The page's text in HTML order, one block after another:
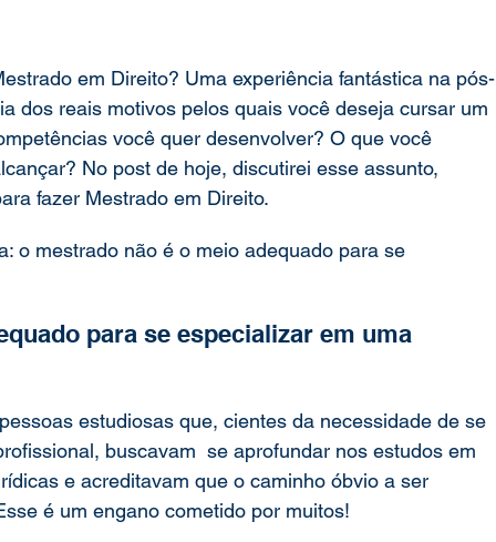
em Direito? Uma experiência fantástica na pós-
dos reais motivos pelos quais você deseja cursar um
você quer desenvolver? O que você
No post de hoje, discutirei esse assunto,
fazer Mestrado em Direito.
o mestrado não é o meio adequado para se
para se especializar em uma
estudiosas que, cientes da necessidade de se
buscavam  se aprofundar nos estudos em
e acreditavam que o caminho óbvio a ser
é um engano cometido por muitos!